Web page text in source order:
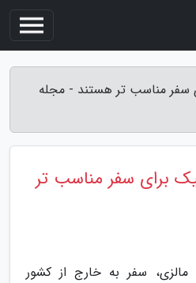
سفر مناسب تر هستند - مجله
برای سفر مناسب تر
مالزی، سفر به خارج از کشور